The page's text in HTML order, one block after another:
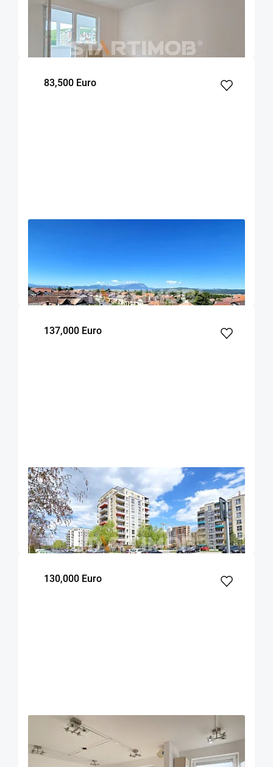
Brasov
50
m²
1
dormitor Etaj
83,500 Euro
50
m²
1
dormitor
4
Etaj
137,000 Euro
OFERTA NOUA EXCLUSIVITATE COMISION 2%
Apartament cu boxa si parcare zona Coresi
Brasov
58
m²
1
dormitor
2
Etaj
130,000 Euro
OFERTA NOUA
Apartament cu boxa si parcare Avantgarden
Brasov